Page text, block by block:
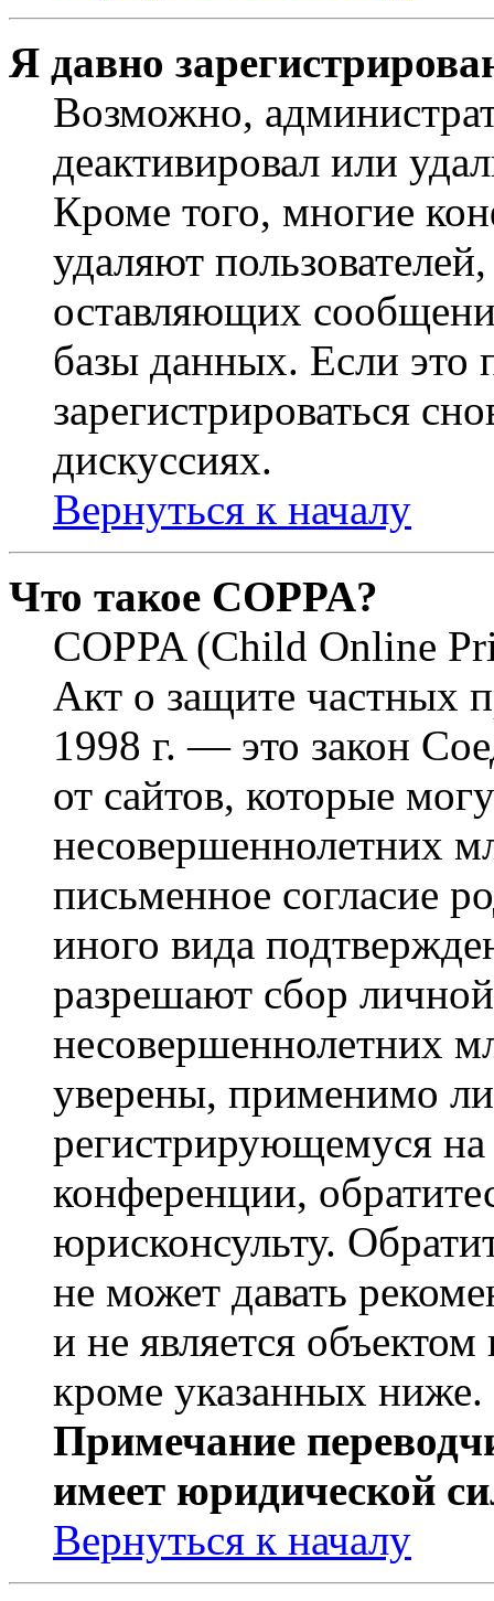
Я давно
Возможно,
деактивировал или
Кроме того, многие
удаляют
оставляющих
базы данных. Если это
зарегистрироваться
дискуссиях.
Вернуться к началу
Что такое COPPA?
COPPA (Child Online
Акт о защите частных
1998 г. — это закон
от сайтов, которые
несовершеннолетних
письменное согласие
иного вида
разрешают сбор
несовершеннолетних
уверены, применимо
регистрирующемуся
конференции,
юрисконсульту.
не может давать
и не является
кроме указанных ниже.
Примечание
имеет юридической
Вернуться к началу